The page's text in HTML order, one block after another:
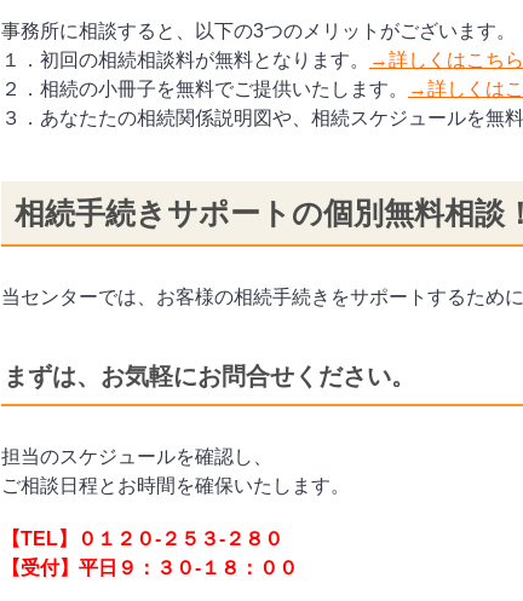
事務所に相談すると、以下の3つのメリットがございます。
１．初回の相続相談料が無料となります。
→詳しくはこちら
２．相続の小冊子を無料でご提供いたします。
→詳しくは
３．あなたたの相続関係説明図や、相続スケジュールを無
相続手続きサポートの個別無料相談！
当センターでは、お客様の相続手続きをサポートするため
まずは、お気軽にお問合せください。
担当のスケジュールを確認し、
ご相談日程とお時間を確保いたします。
【TEL】０１２０-２５３-２８０
【受付】平日９：３０-１８：００